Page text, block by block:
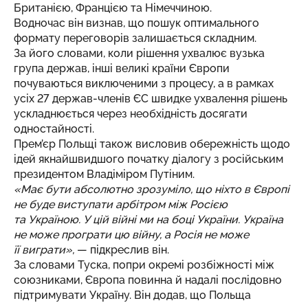
Британією, Францією та Німеччиною.
Водночас він визнав, що пошук оптимального
формату переговорів залишається складним.
За його словами, коли рішення ухвалює вузька
група держав, інші великі країни Європи
почуваються виключеними з процесу, а в рамках
усіх 27 держав-членів ЄС швидке ухвалення рішень
ускладнюється через необхідність досягати
одностайності.
Прем’єр Польщі також висловив обережність щодо
ідей якнайшвидшого початку діалогу з російським
президентом Владіміром Путіним.
«Має бути абсолютно зрозуміло, що ніхто в Європі
не буде виступати арбітром між Росією
та Україною. У цій війні ми на боці України. Україна
не може програти цю війну, а Росія не може
її виграти», — підкреслив він.
За словами Туска, попри окремі розбіжності між
союзниками, Європа повинна й надалі послідовно
підтримувати Україну. Він додав, що Польща